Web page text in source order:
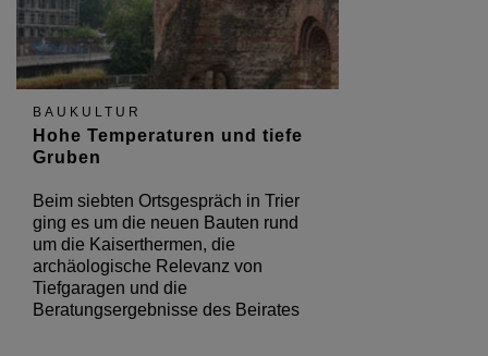
BAUKULTUR
Hohe Temperaturen und tiefe
Gruben
Beim siebten Ortsgespräch in Trier
ging es um die neuen Bauten rund
um die Kaiserthermen, die
archäologische Relevanz von
Tiefgaragen und die
Beratungsergebnisse des Beirates